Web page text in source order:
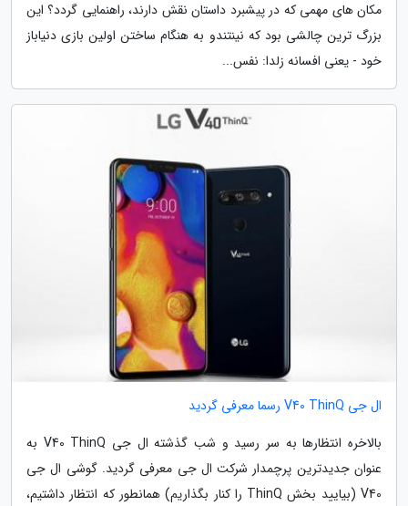
مکان های مهمی که در پیشبرد داستان نقش دارند، راهنمایی گردد؟ این
بزرگ ترین چالشی بود که نینتندو به هنگام ساختن اولین بازی دنیاباز
خود - یعنی افسانه زلدا: نفس...
ال جی V40 ThinQ رسما معرفی گردید
بالاخره انتظارها به سر رسید و شب گذشته ال جی V40 ThinQ به
عنوان جدیدترین پرچمدار شرکت ال جی معرفی گردید. گوشی ال جی
V40 (بیایید بخش ThinQ را کنار بگذاریم) همانطور که انتظار داشتیم،